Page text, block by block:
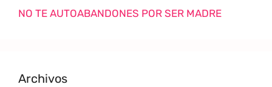
NO TE AUTOABANDONES POR SER MADRE
Archivos